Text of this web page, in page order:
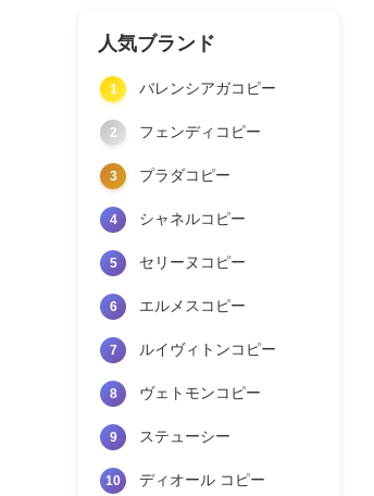
人気ブランド
1 バレンシアガコピー
2 フェンディコピー
3 プラダコピー
4 シャネルコピー
5 セリーヌコピー
6 エルメスコピー
7 ルイヴィトンコピー
8 ヴェトモンコピー
9 ステューシー
10 ディオール コピー